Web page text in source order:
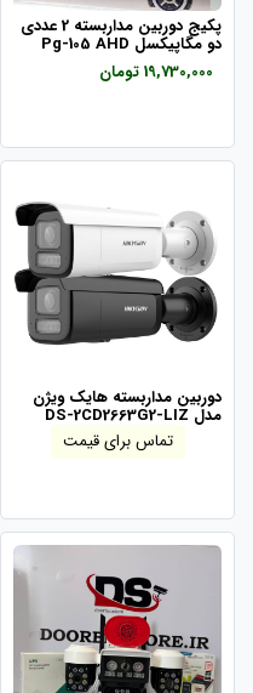
پکیج دوربین مداربسته 2 عددی
دو مگاپیکسل Pg-105 AHD
19,730,000 تومان
دوربین مداربسته هایک ویژن
مدل DS-2CD2663G2-LIZ
تماس برای قیمت